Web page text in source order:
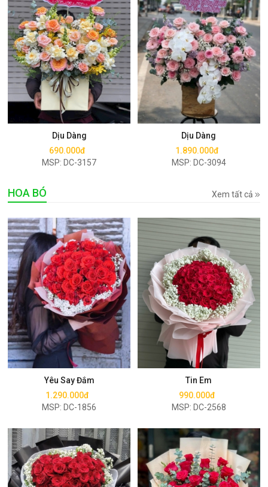
Dịu Dàng
690.000đ
MSP: DC-3157
Mua ngay
Dịu Dàng
1.890.000đ
MSP: DC-3094
Mua ngay
HOA BÓ Xem tất cả
Yêu Say Đắm
1.290.000đ
MSP: DC-1856
Mua ngay
Tin Em
990.000đ
MSP: DC-2568
Mua ngay